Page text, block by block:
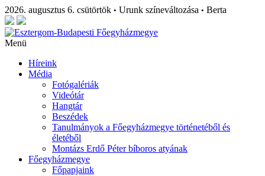
2026. augusztus 6. csütörtök • Urunk színeváltozása • Berta
Menü
Híreink
Média
Fotógalériák
Videótár
Hangtár
Beszédek
Tanulmányok a Főegyházmegye történetéből és
életéből
Montázs Erdő Péter bíboros atyának
Főegyházmegye
Főpapjaink